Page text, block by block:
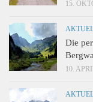
15.
Die
10.